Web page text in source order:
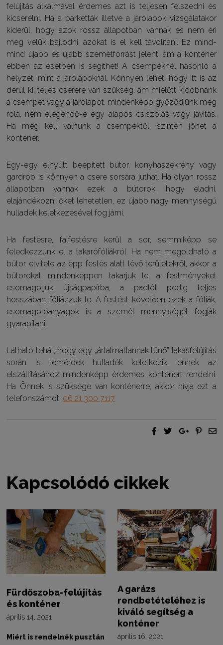
felújítás alkalmával érdemes azt is teljesen felszedni és
kicserélni. Ha a parketták illetve a járólapok vizsgálatakor
kiderül, hogy azok rossz állapotban vannak és nem éri
meg velük bajlódni, azokat is el kell távolítani. Ez mind-
mind újabb és újabb szemétforrást jelent, ám a konténer
ebben az esetben is segíthet! A csempéknél hasonló a
helyzet, mint a járólapoknál. Könnyen lehet, hogy itt is az
derül ki: teljes cserére van szükség, ám mielőtt kidobnánk
a csempét vagy a járólapot, mindenképp győződjünk meg
róla, nem elegendő-e egy alapos csiszolás vagy javítás.
Ha meg kell válnunk a csempéktől, szintén jöhet a
konténer.
Egy-egy elnyűtt beépített bútor, konyhaszekrény vagy
gardrób is könnyen a csere sorsára juthat. Ha olyan rossz
állapotban vannak ezek a bútorok, hogy eladni,
elajándékozni őket lehetetlen, ez újabb nagy mennyiségű
hulladék keletkezésével fog járni.
Ha festésre, falfestésre kerül a sor, semmiképp se
feledkezzünk el a takarófóliákról. Ha nem megoldható a
bútor elvitele az épp festés alatt lévő területekről, akkor a
bútorokat mindenképpen takarjuk le, a festményeket
csomagoljuk újságpapírba, a padlót pedig teljes
hosszában fóliázzuk le. A festést követően ezek a fóliák,
csomagolóanyagok is a szemét mennyiségét fogják
gyarapítani.
Látható tehát, hogy egy „ártalmatlannak tűnő” lakásfelújítás
során is temérdek hulladék keletkezik, ennek az
elszállításához mindenképp érdemes konténert rendelni.
Ha Önnek is szüksége van konténerre, akkor hívja ezt a
telefonszámot: 06 21 300 7117
Kapcsolódó cikkek
Fürdőszoba-felújítás
és konténer
április 14, 2021
Miért is rendelnék pusztán
A garázs
rendbetételéhez is
kiváló segítség a
konténer
április 16, 2021